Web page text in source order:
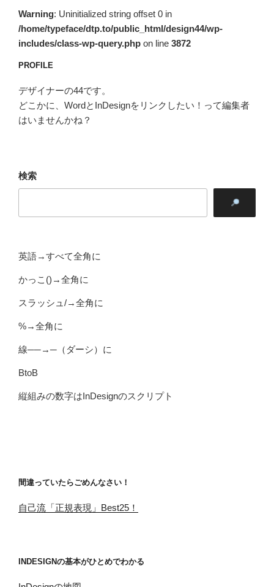
ン
Warning: Uninitialized string offset 0 in
/home/typeface/dtp.to/public_html/design44/wp-
includes/class-wp-query.php on line 3872
PROFILE
デザイナーの44です。
どこかに、WordとInDesignをリンクしたい！って編集者
はいませんかね？
検索
英語→すべて全角に
かっこ()→全角に
スラッシュ/→全角に
%→全角に
線──→─（ダーシ）に
BtoB
縦組みの数字はInDesignのスクリプト
間違っていたらごめんなさい！
自己流「正規表現」Best25！
INDESIGNの基本がひとめでわかる